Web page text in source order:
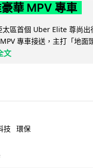
華 MPV 專車
區首個 Uber Elite 尊尚出
專車接送，主打「地面
文
技 環保